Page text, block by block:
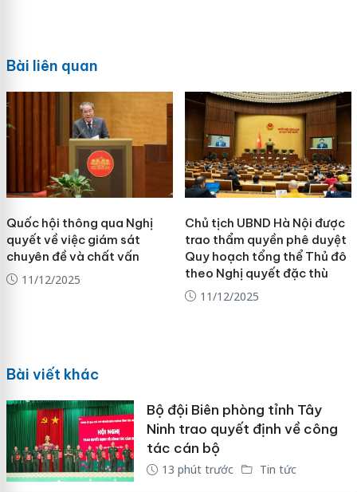
Bài liên quan
Quốc hội thông qua Nghị
quyết về việc giám sát
chuyên đề và chất vấn
11/12/2025
Chủ tịch UBND Hà Nội được
trao thẩm quyền phê duyệt
Quy hoạch tổng thể Thủ đô
theo Nghị quyết đặc thù
11/12/2025
Bài viết khác
Bộ đội Biên phòng tỉnh Tây
Ninh trao quyết định về công
tác cán bộ
13 phút trước Tin tức